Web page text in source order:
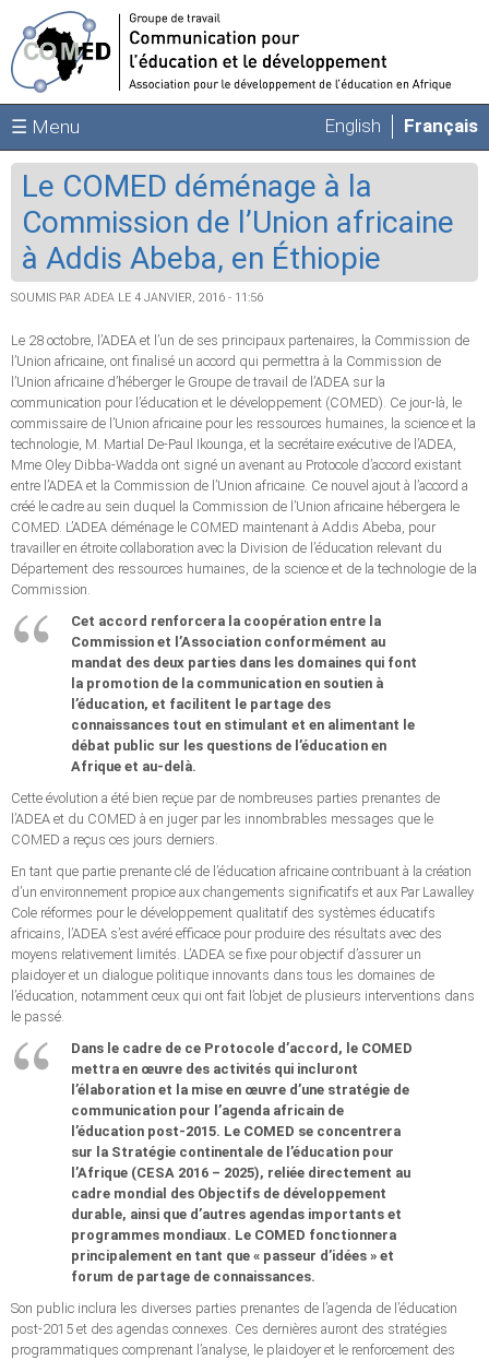
Aller au contenu principal
English Français
☰ Menu
Le COMED déménage à la
Commission de l’Union africaine
à Addis Abeba, en Éthiopie
SOUMIS PAR ADEA LE 4 JANVIER, 2016 - 11:56
Le 28 octobre, l’ADEA et l’un de ses principaux partenaires, la Commission de
l’Union africaine, ont finalisé un accord qui permettra à la Commission de
l’Union africaine d’héberger le Groupe de travail de l’ADEA sur la
communication pour l’éducation et le développement (COMED). Ce jour-là, le
commissaire de l’Union africaine pour les ressources humaines, la science et la
technologie, M. Martial De-Paul Ikounga, et la secrétaire exécutive de l’ADEA,
Mme Oley Dibba-Wadda ont signé un avenant au Protocole d’accord existant
entre l’ADEA et la Commission de l’Union africaine. Ce nouvel ajout à l’accord a
créé le cadre au sein duquel la Commission de l’Union africaine hébergera le
COMED. L’ADEA déménage le COMED maintenant à Addis Abeba, pour
travailler en étroite collaboration avec la Division de l’éducation relevant du
Département des ressources humaines, de la science et de la technologie de la
Commission.
Cet accord renforcera la coopération entre la
Commission et l’Association conformément au
mandat des deux parties dans les domaines qui font
la promotion de la communication en soutien à
l’éducation, et facilitent le partage des
connaissances tout en stimulant et en alimentant le
débat public sur les questions de l’éducation en
Afrique et au-delà.
Cette évolution a été bien reçue par de nombreuses parties prenantes de
l’ADEA et du COMED à en juger par les innombrables messages que le
COMED a reçus ces jours derniers.
En tant que partie prenante clé de l’éducation africaine contribuant à la création
d’un environnement propice aux changements significatifs et aux Par Lawalley
Cole réformes pour le développement qualitatif des systèmes éducatifs
africains, l’ADEA s’est avéré efficace pour produire des résultats avec des
moyens relativement limités. L’ADEA se fixe pour objectif d’assurer un
plaidoyer et un dialogue politique innovants dans tous les domaines de
l’éducation, notamment ceux qui ont fait l’objet de plusieurs interventions dans
le passé.
Dans le cadre de ce Protocole d’accord, le COMED
mettra en œuvre des activités qui incluront
l’élaboration et la mise en œuvre d’une stratégie de
communication pour l’agenda africain de
l’éducation post-2015. Le COMED se concentrera
sur la Stratégie continentale de l’éducation pour
l’Afrique (CESA 2016 – 2025), reliée directement au
cadre mondial des Objectifs de développement
durable, ainsi que d’autres agendas importants et
programmes mondiaux. Le COMED fonctionnera
principalement en tant que « passeur d’idées » et
forum de partage de connaissances.
Son public inclura les diverses parties prenantes de l’agenda de l’éducation
post-2015 et des agendas connexes. Ces dernières auront des stratégies
programmatiques comprenant l’analyse, le plaidoyer et le renforcement des